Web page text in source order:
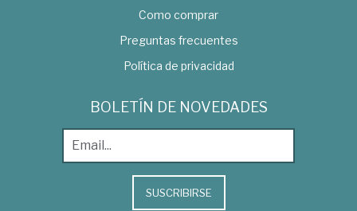
Como comprar
Preguntas frecuentes
Política de privacidad
BOLETÍN DE NOVEDADES
SUSCRIBIRSE